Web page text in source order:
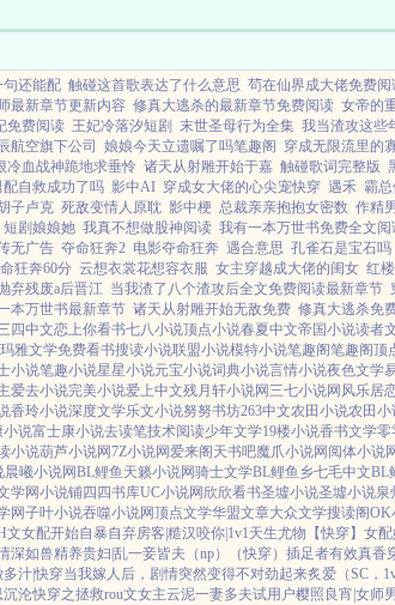
句还能配 触碰这首歌表达了什么意思 茍在仙界成大佬免费阅
最新章节更新内容 修真大逃杀的最新章节免费阅读 女帝的
免费阅读 王妃冷落汐短剧 末世圣母行为全集 我当渣攻这些
航空旗下公司 娘娘今天立遗嘱了吗笔趣阁 穿成无限流里的
冷血战神跪地求垂怜 诸天从射雕开始于嘉 触碰歌词完整版
配自救成功了吗 影中AI 穿成女大佬的心尖宠快穿 遇禾 霸
子卢克 死敌变情人原耽 影中梗 总裁亲亲抱抱女密数 作精
短剧娘娘她 我真不想做股神阅读 我有一本万世书免费全文阅
无广告 夺命狂奔2 电影夺命狂奔 遇合意思 孔雀石是宝石吗
狂奔60分 云想衣裳花想容衣服 女主穿越成大佬的闺女 红
弃残废a后晋江 当我渣了八个渣攻后全文免费阅读最新章节
本万世书最新章节 诸天从射雕开始无敌免费 修真大逃杀免
四中文恋上你看书七八小说顶点小说春夏中文帝国小说读者
玛雅文学免费看书搜读小说联盟小说模特小说笔趣阁笔趣阁顶
小说笔趣小说星星小说元宝小说词典小说言情小说夜色文学
爱去小说完美小说爱上中文残月轩小说网 三七小说网 风乐居
香玲小说深度文学乐文小说努努书坊263中文农田小说农田小
小说富士康小说去读笔技术阅读少年文学19楼小说香书文学零
小说葫芦小说网7Z小说网爱来阁 天书吧魔爪小说网 阅体小说
晨曦小说网BL鲤鱼 天籁小说网骑士文学BL鲤鱼乡七毛中文BL
学网小说铺四四书库UC小说网 欣欣看书圣墟小说圣墟小说泉
网子叶小说吞噬小说网顶点文学华盟文章大众文学搜读阁OK
文女配开始自暴自弃房客|糙汉咬你|1v1天生尤物【快穿】 女
深如兽精养贵妇|乱一妾皆夫（np） （快穿）插足者有效真香
汁|快穿当我嫁人后，剧情突然变得不对劲起来炙爱（SC，
沉沦快穿之拯救rou文女主云泥一妻多夫试用户樱照良宵|女师